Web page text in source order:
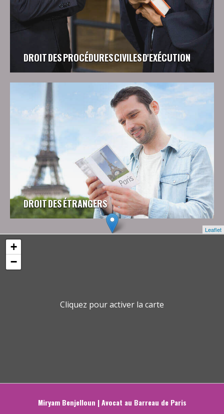
DROIT DES PROCÉDURES CIVILES D'EXÉCUTION
DROIT DES ÉTRANGERS
Cliquez pour activer la carte
+
−
Leaflet
Miryam Benjelloun | Avocat au Barreau de Paris